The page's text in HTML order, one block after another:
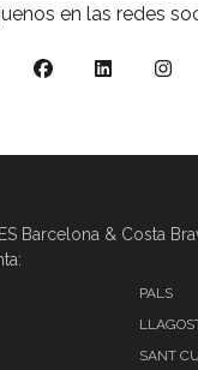
en las redes
Barcelona & Costa
PALS
SANT